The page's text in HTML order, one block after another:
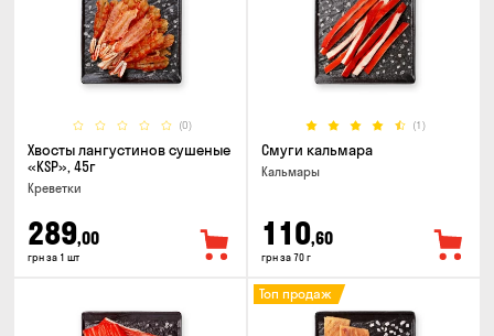
(0)
Хвосты лангустинов сушеные
«KSP», 45г
Креветки
289,00
грн за 1 шт
(1)
Смуги кальмара
Кальмары
110,60
грн за 70 г
Топ продаж